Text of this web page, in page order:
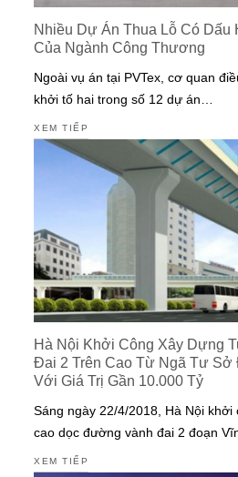
Nhiều Dự Án Thua Lỗ Có Dấu
Của Ngành Công Thương
Ngoài vụ án tại PVTex, cơ quan
khởi tố hai trong số 12 dự án…
XEM TIẾP
Hà Nội Khởi Công Xây Dựng
Đai 2 Trên Cao Từ Ngã Tư Sở
Với Giá Trị Gần 10.000 Tỷ
Sáng ngày 22/4/2018, Hà Nội
cao dọc đường vành đai 2 đoạn
XEM TIẾP